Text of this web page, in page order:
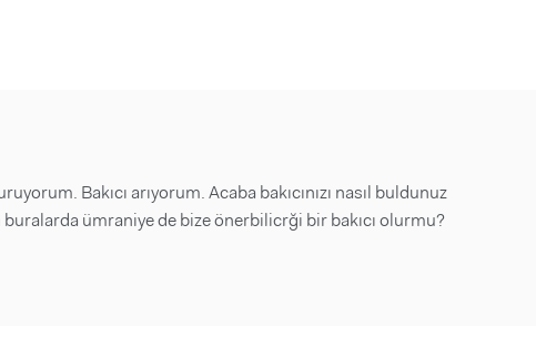
Bakıcı arıyorum. Acaba bakıcınızı nasıl buldunuz
buralarda ümraniye de bize önerbilicrği bir bakıcı olurmu?